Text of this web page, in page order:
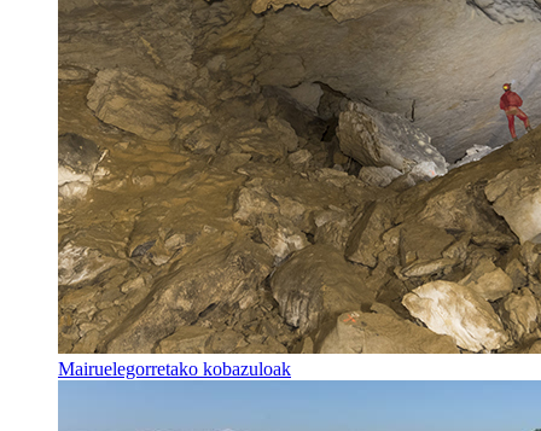
Mairuelegorretako kobazuloak